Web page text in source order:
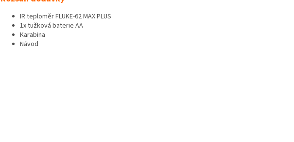
IR teploměr FLUKE-62 MAX PLUS
1x tužková baterie AA
Karabina
Návod